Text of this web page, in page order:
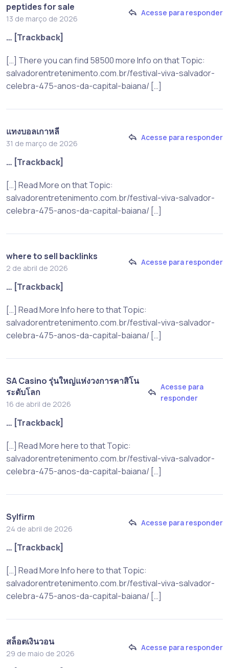
peptides for sale
13 de março de 2026
Acesse para responder
… [Trackback]
[…] There you can find 58500 more Info on that Topic:
salvadorentretenimento.com.br/festival-viva-salvador-
celebra-475-anos-da-capital-baiana/ […]
แทงบอลเกาหลี
31 de março de 2026
Acesse para responder
… [Trackback]
[…] Read More on that Topic:
salvadorentretenimento.com.br/festival-viva-salvador-
celebra-475-anos-da-capital-baiana/ […]
where to sell backlinks
2 de abril de 2026
Acesse para responder
… [Trackback]
[…] Read More Info here to that Topic:
salvadorentretenimento.com.br/festival-viva-salvador-
celebra-475-anos-da-capital-baiana/ […]
SA Casino รุ่นใหญ่แห่งวงการคาสิโน
ระดับโลก
16 de abril de 2026
Acesse para
responder
… [Trackback]
[…] Read More here to that Topic:
salvadorentretenimento.com.br/festival-viva-salvador-
celebra-475-anos-da-capital-baiana/ […]
Sylfirm
24 de abril de 2026
Acesse para responder
… [Trackback]
[…] Read More Info here to that Topic:
salvadorentretenimento.com.br/festival-viva-salvador-
celebra-475-anos-da-capital-baiana/ […]
สล็อตเงินวอน
29 de maio de 2026
Acesse para responder